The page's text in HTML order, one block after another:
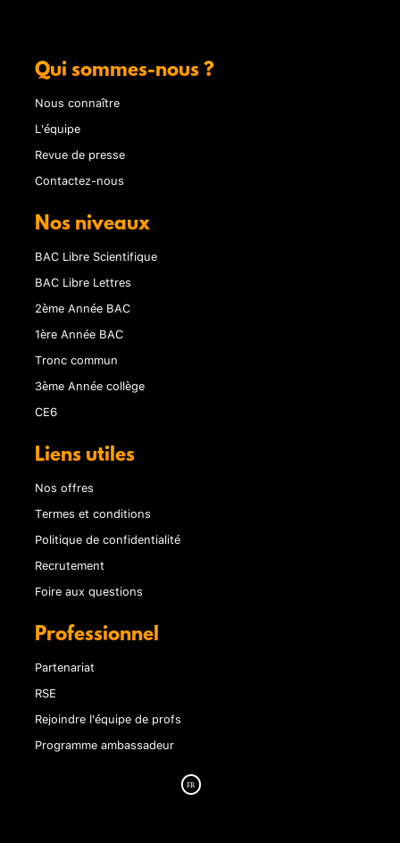
Qui sommes-nous ?
Nous connaître
L'équipe
Revue de presse
Contactez-nous
Nos niveaux
BAC Libre Scientifique
BAC Libre Lettres
2ème Année BAC
1ère Année BAC
Tronc commun
3ème Année collège
CE6
Liens utiles
Nos offres
Termes et conditions
Politique de confidentialité
Recrutement
Foire aux questions
Professionnel
Partenariat
RSE
Rejoindre l'équipe de profs
Programme ambassadeur